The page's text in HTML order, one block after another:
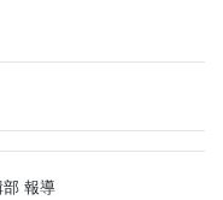
部 報導